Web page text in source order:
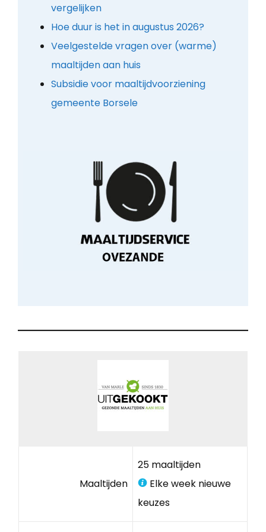
vergelijken
Hoe duur is het in augustus 2026?
Veelgestelde vragen over (warme)
maaltijden aan huis
Subsidie voor maaltijdvoorziening
gemeente Borsele
Maaltijden
25 maaltijden
Elke week nieuwe
keuzes